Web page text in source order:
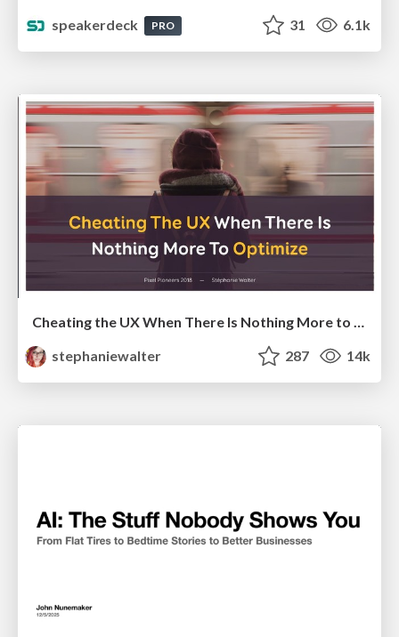
speakerdeck
PRO 31 6.1k
Cheating the UX When There Is Nothing More to Optimize - PixelPioneers
stephaniewalter
287 14k